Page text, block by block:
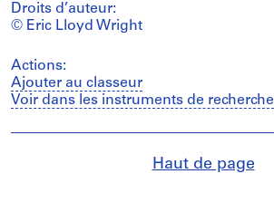
Droits d’auteur:
© Eric Lloyd Wright
Actions:
Ajouter au classeur
Voir dans les instruments de recherche
Haut de page